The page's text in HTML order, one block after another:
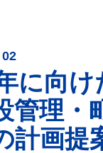
に向け
管理・
計画提